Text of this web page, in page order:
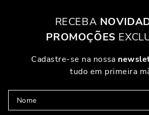
RECEBA
PROMOÇÕES
Cadastre-se na nossa
tudo em primeira